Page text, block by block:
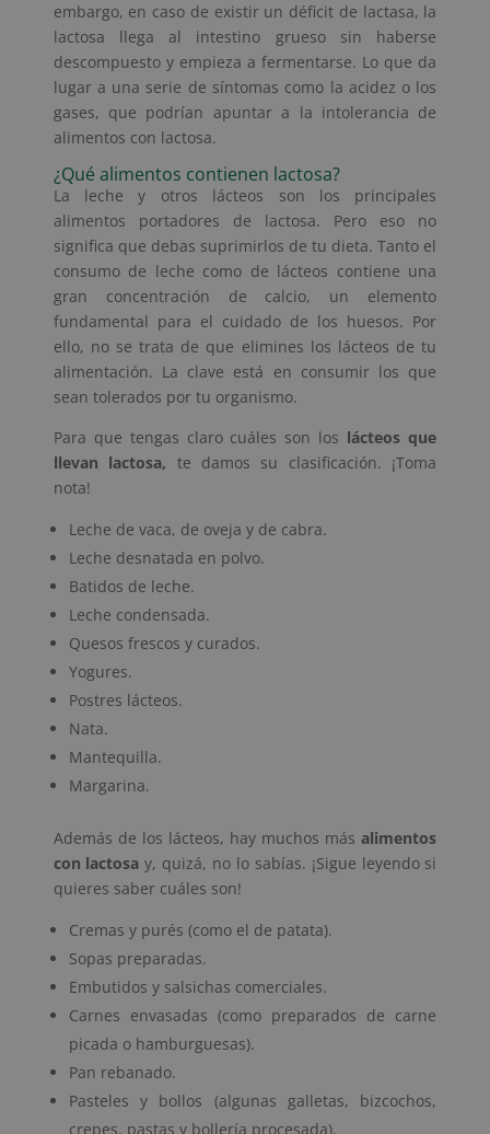
embargo, en caso de existir un déficit de lactasa, la
lactosa llega al intestino grueso sin haberse
descompuesto y empieza a fermentarse. Lo que da
lugar a una serie de síntomas como la acidez o los
gases, que podrían apuntar a la intolerancia de
alimentos con lactosa.
¿Qué alimentos contienen lactosa?
La leche y otros lácteos son los principales
alimentos portadores de lactosa. Pero eso no
significa que debas suprimirlos de tu dieta. Tanto el
consumo de leche como de lácteos contiene una
gran concentración de calcio, un elemento
fundamental para el cuidado de los huesos. Por
ello, no se trata de que elimines los lácteos de tu
alimentación. La clave está en consumir los que
sean tolerados por tu organismo.
Para que tengas claro cuáles son los lácteos que
llevan lactosa, te damos su clasificación. ¡Toma
nota!
Leche de vaca, de oveja y de cabra.
Leche desnatada en polvo.
Batidos de leche.
Leche condensada.
Quesos frescos y curados.
Yogures.
Postres lácteos.
Nata.
Mantequilla.
Margarina.
Además de los lácteos, hay muchos másalimentos
con lactosa y, quizá, no lo sabías. ¡Sigue leyendo si
quieres saber cuáles son!
Cremas y purés (como el de patata).
Sopas preparadas.
Embutidos y salsichas comerciales.
Carnes envasadas (como preparados de carne
picada o hamburguesas).
Pan rebanado.
Pasteles y bollos (algunas galletas, bizcochos,
crepes, pastas y bollería procesada).